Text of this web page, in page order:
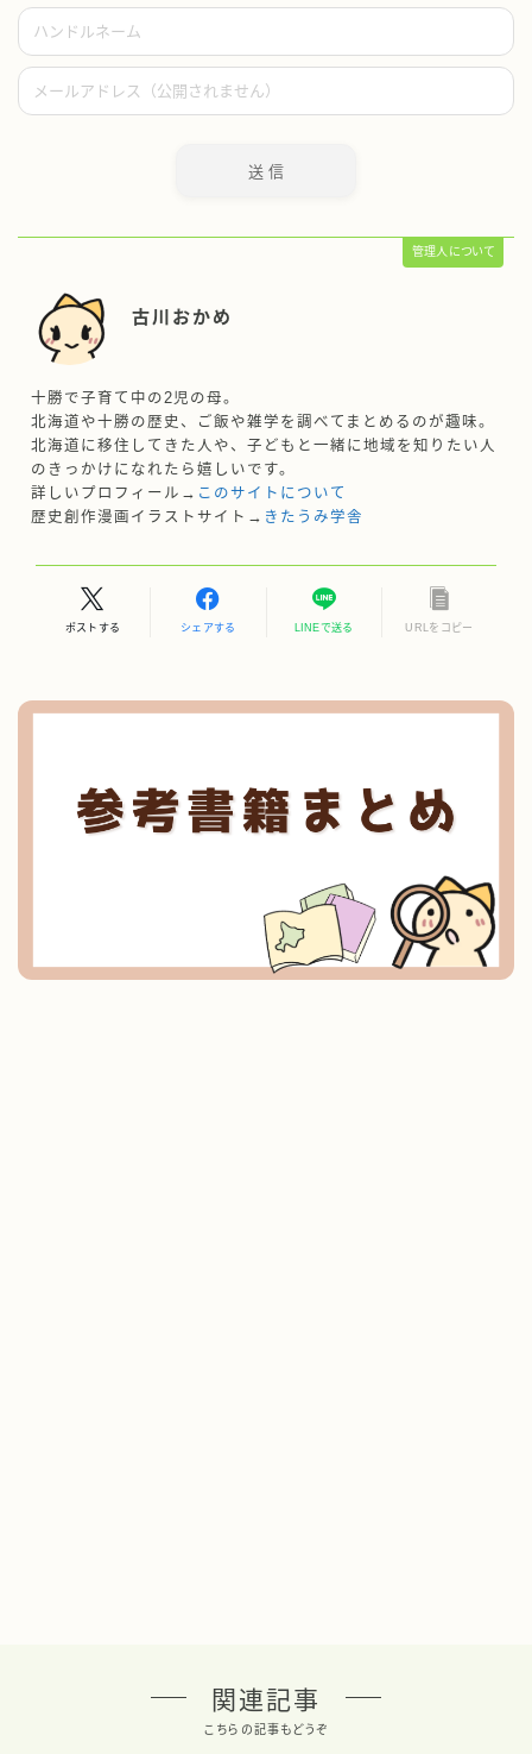
管理人について
古川おかめ
十勝で子育て中の2児の母。
北海道や十勝の歴史、ご飯や雑学を調べてまとめるのが趣味。
北海道に移住してきた人や、子どもと一緒に地域を知りたい人
のきっかけになれたら嬉しいです。
詳しいプロフィール→ このサイトについて
歴史創作漫画イラストサイト→ きたうみ学舎
ポストする シェアする LINEで送る URLをコピー
関連記事
こちらの記事もどうぞ